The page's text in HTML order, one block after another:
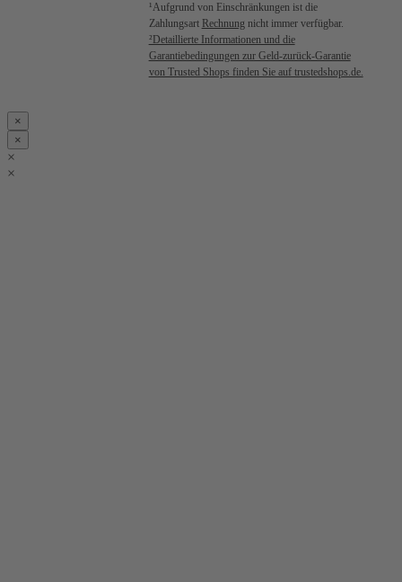
¹Aufgrund von Einschränkungen ist die
Zahlungsart Rechnungnicht immer verfügbar.
²Detaillierte Informationen und die
Garantiebedingungen zur Geld-zurück-Garantie
von Trusted Shops finden Sie auf trustedshops.de.
×
×
×
×